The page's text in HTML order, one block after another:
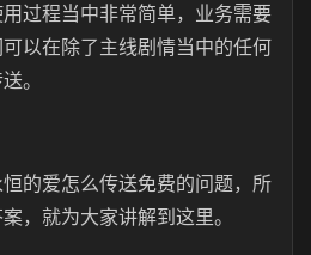
过程当中非常简单，业务需要
以在除了主线剧情当中的任何
。
的爱怎么传送免费的问题，所
，就为大家讲解到这里。